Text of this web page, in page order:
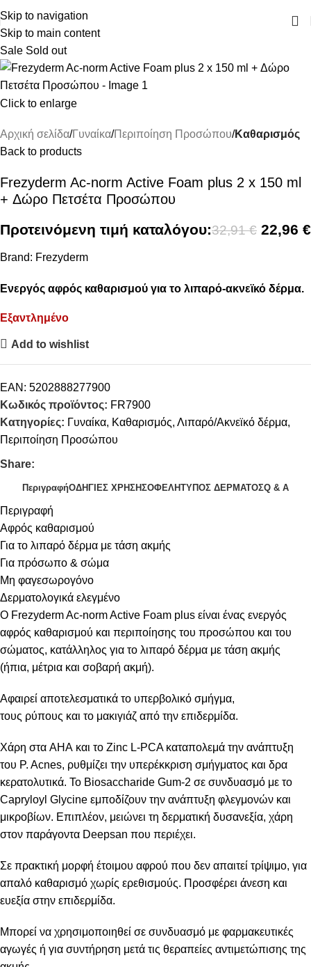
Skip to navigation
Skip to main content
ΔΩΡΕΑΝ ΜΕΤΑΦΟΡΙΚΑ ΑΝΩ ΤΩΝ 45€
Sale Sold out
Click to enlarge
Αρχική σελίδα Γυναίκα Περιποίηση Προσώπου Καθαρισμός
Back to products
Frezyderm Ac-norm Active Foam plus 2 x 150 ml
+ Δώρο Πετσέτα Προσώπου
Προτεινόμενη τιμή καταλόγου:32,91€ 22,96 €
Brand: Frezyderm
Ενεργός αφρός καθαρισμού για το λιπαρό-ακνεϊκό δέρμα.
Εξαντλημένο
Add to wishlist
EAN: 5202888277900
Κωδικός προϊόντος: FR7900
Κατηγορίες: Γυναίκα, Καθαρισμός, Λιπαρό/Ακνεϊκό δέρμα,
Περιποίηση Προσώπου
Share:
ΠεριγραφήΟΔΗΓΙΕΣ ΧΡΗΣΗΣΟΦΕΛΗΤΥΠΟΣ ΔΕΡΜΑΤΟΣQ & A
Περιγραφή
Αφρός καθαρισμού
Για το λιπαρό δέρμα με τάση ακμής
Για πρόσωπο & σώμα
Μη φαγεσωρογόνο
Δερματολογικά ελεγμένο
O Frezyderm Ac-norm Active Foam plus είναι ένας ενεργός
αφρός καθαρισμού και περιποίησης του προσώπου και του
σώματος, κατάλληλος για το λιπαρό δέρμα με τάση ακμής
(ήπια, μέτρια και σοβαρή ακμή).
Αφαιρεί αποτελεσματικά το υπερβολικό σμήγμα,
τους ρύπους και το μακιγιάζ από την επιδερμίδα.
Χάρη στα ΑΗΑ και το Zinc L-PCA καταπολεμά την ανάπτυξη
του P. Acnes, ρυθμίζει την υπερέκκριση σμήγματος και δρα
κερατολυτικά. Το Biosaccharide Gum-2 σε συνδυασμό με το
Capryloyl Glycine εμποδίζουν την ανάπτυξη φλεγμονών και
μικροβίων. Επιπλέον, μειώνει τη δερματική δυσανεξία, χάρη
στον παράγοντα Deepsan που περιέχει.
Σε πρακτική μορφή έτοιμου αφρού που δεν απαιτεί τρίψιμο, για
απαλό καθαρισμό χωρίς ερεθισμούς. Προσφέρει άνεση και
ευεξία στην επιδερμίδα.
Μπορεί να χρησιμοποιηθεί σε συνδυασμό με φαρμακευτικές
αγωγές ή για συντήρηση μετά τις θεραπείες αντιμετώπισης της